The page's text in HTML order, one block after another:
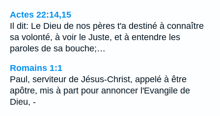
Actes 22:14,15
Il dit: Le Dieu de nos pères t'a destiné à connaître
sa volonté, à voir le Juste, et à entendre les
paroles de sa bouche;…
Romains 1:1
Paul, serviteur de Jésus-Christ, appelé à être
apôtre, mis à part pour annoncer l'Evangile de
Dieu, -